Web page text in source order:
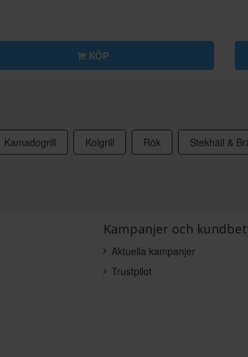
KÖP
Kamadogrill Kolgrill Rök Stekhäll &
Kampanjer och
Aktuella kampanjer
Trustpilot